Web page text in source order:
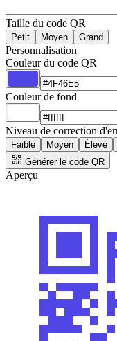
Taille du code QR
Petit Moyen Grand
Personnalisation
Couleur du code QR
Couleur de fond
Niveau de correction
Faible Moyen Élevé
Générer le code QR
Aperçu